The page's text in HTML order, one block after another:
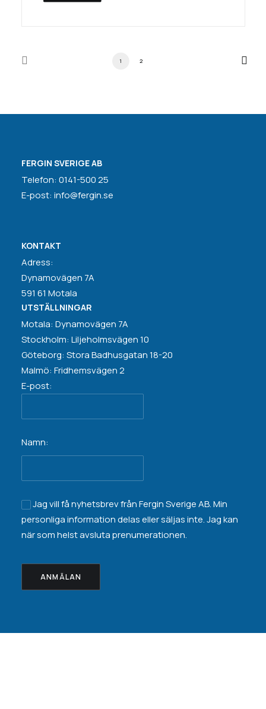
1 2
FERGIN SVERIGE AB
Telefon: 0141-500 25
E-post: info@fergin.se
KONTAKT
Adress:
Dynamovägen 7A
591 61 Motala
UTSTÄLLNINGAR
Motala: Dynamovägen 7A
Stockholm: Liljeholmsvägen 10
Göteborg: Stora Badhusgatan 18-20
Malmö: Fridhemsvägen 2
E-post:
Namn:
Jag vill få nyhetsbrev från Fergin Sverige AB. Min
personliga informationdelas eller säljas inte. Jag kan
när som helst avsluta prenumerationen.